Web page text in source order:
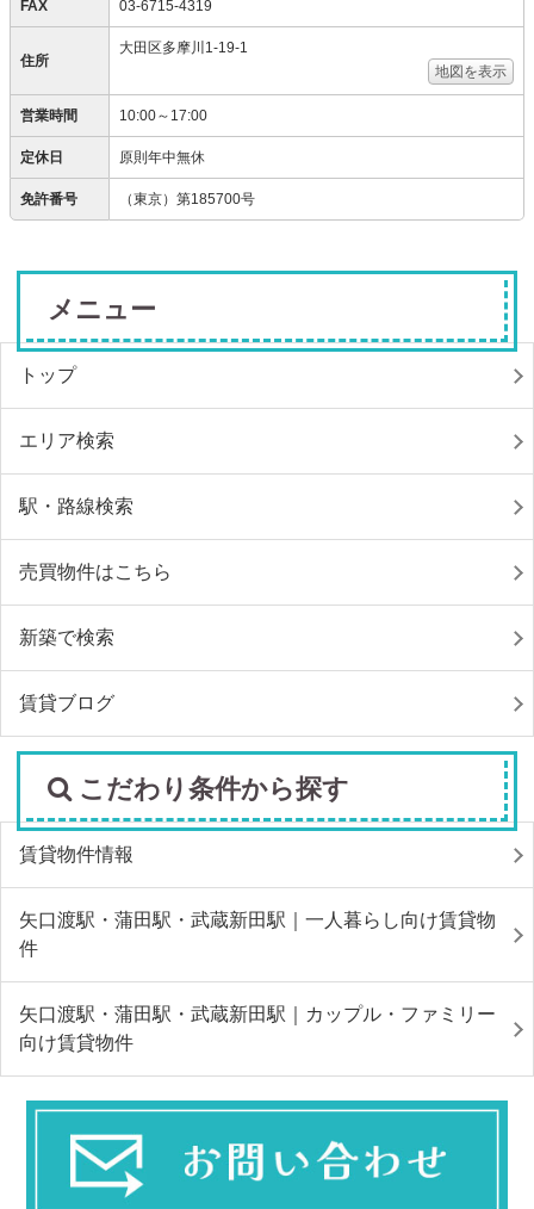
FAX 03-6715-4319
住所
大田区多摩川1-19-1
地図を表示
営業時間 10:00～17:00
定休日 原則年中無休
免許番号 （東京）第185700号
メニュー
トップ
エリア検索
駅・路線検索
売買物件はこちら
新築で検索
賃貸ブログ
こだわり条件から探す
賃貸物件情報
矢口渡駅・蒲田駅・武蔵新田駅｜一人暮らし向け賃貸物
件
矢口渡駅・蒲田駅・武蔵新田駅｜カップル・ファミリー
向け賃貸物件